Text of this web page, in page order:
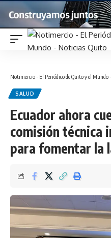
Notimercio - El Periódico de Quito y el
SALUD
Ecuador ahora
comisión técnica
para fomentar la